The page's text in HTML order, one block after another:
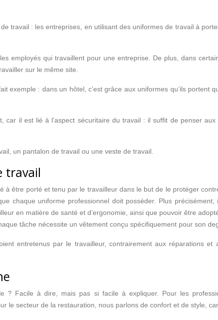
travail : les entreprises, en utilisant des uniformes de travail à
employés qui travaillent pour une entreprise. De plus, dans
sur le même site.
exemple : dans un hôtel, c’est grâce aux uniformes qu’ils portent
car il est lié à l’aspect sécuritaire du travail : il suffit de penser aux
un pantalon de travail ou une veste de travail.
travail
à être porté et tenu par le travailleur dans le but de le protéger
chaque uniforme professionnel doit posséder. Plus
en matière de santé et d’ergonomie, ainsi que pouvoir être
tâche nécessite un vêtement conçu spécifiquement pour son
entretenus par le travailleur, contrairement aux réparations
? Facile à dire, mais pas si facile à expliquer. Pour les
secteur de la restauration, nous parlons de confort et de style, car